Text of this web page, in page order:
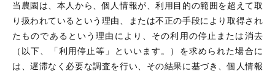
当農園は、本人から、個人情報が、利用目的の範囲を超えて取
り扱われているという理由、または不正の手段により取得され
たものであるという理由により、その利用の停止または消去
（以下、「利用停止等」といいます。）を求められた場合に
は、遅滞なく必要な調査を行い、その結果に基づき、個人情報